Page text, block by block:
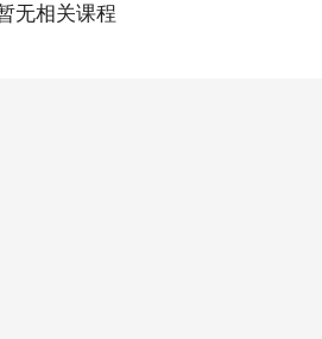
无相关课程